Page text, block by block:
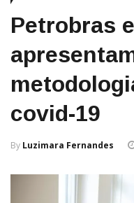
Petrobras
covid-19
By Luzimara Fernandes